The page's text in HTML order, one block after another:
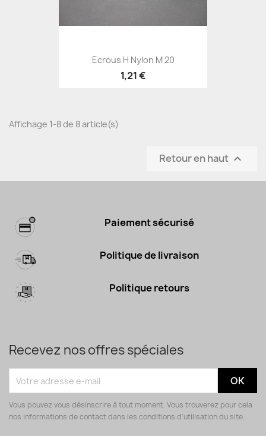
Ecrous H Nylon M 20
1,21 €
Affichage 1-8 de 8 article(s)
Retour en haut 
Paiement sécurisé
Politique de livraison
Politique retours
Recevez nos offres spéciales
Vous pouvez vous désinscrire à tout moment. Vous trouverez pour cela
nos informations de contact dans les conditions d'utilisation du site.